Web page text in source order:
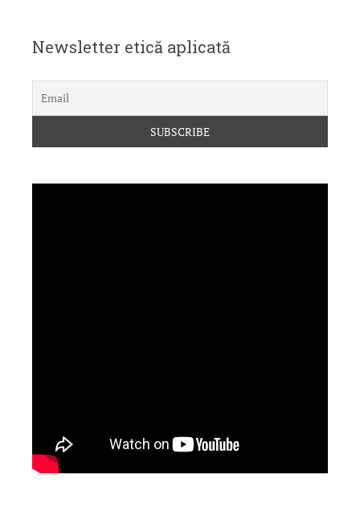
Newsletter etică aplicată